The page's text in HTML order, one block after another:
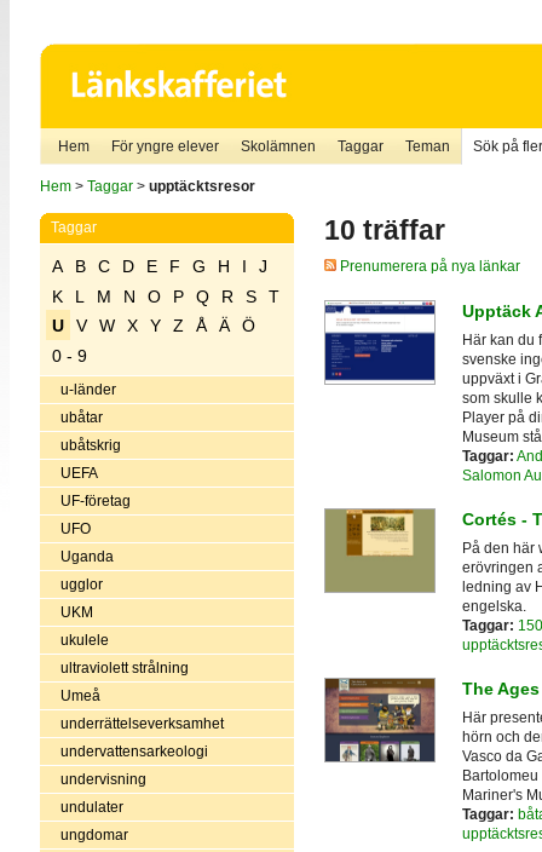
Hem För yngre elever Skolämnen Taggar Teman Sök på
Hem> Taggar> upptäcktsresor
Taggar
A B C D E F G H I
J
K
L M N O P Q R S
T
U
V W X Y Z Å Ä
Ö
0 - 9
u-länder
ubåtar
ubåtskrig
UEFA
UF-företag
UFO
Uganda
ugglor
UKM
ukulele
ultraviolett strålning
Umeå
underrättelseverksamhet
undervattensarkeologi
undervisning
undulater
ungdomar
10 träffar
Prenumerera på nya länkar
Upptäck
Här kan du
svenske
uppväxt i
som skulle
Player på
Museum
Taggar:
Salomon
Cortés -
På den här
erövringen
ledning av
engelska.
Taggar:
The
Här
hörn och
Vasco da
Mariner's
Taggar: